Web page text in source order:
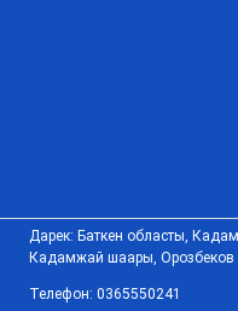
Дарек: Баткен областы,
Кадамжай шаары, Орозбеков
Телефон: 0365550241